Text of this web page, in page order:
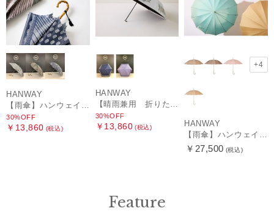
HANWAY
【雨傘】ハンウェイ (HANWAY) Pカットジャカード Dot & Stripe mix CJ ドット・アンド・ストライプ・シー・ジェー ショート長傘 日本製
30%OFF
￥13,860 (税込)
HANWAY
30%OFF
￥13,860 (税込)
+4
HANWAY
￥27,500 (税込)
Feature